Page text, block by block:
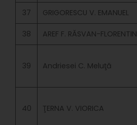
37 GRIGORESCU V. EMANUEL
38 AREF F. RĂSVAN-FLORENTIN
39 Andriesei C. Meluţă
40 ŢERNA V. VIORICA